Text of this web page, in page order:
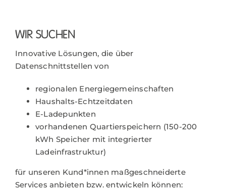
WIR SUCHEN
Innovative Lösungen, die über
Datenschnittstellen von
regionalen Energiegemeinschaften
Haushalts-Echtzeitdaten
E-Ladepunkten
vorhandenen Quartierspeichern (150-200
kWh Speicher mit integrierter
Ladeinfrastruktur)
für unseren Kund*innen maßgeschneiderte
Services anbieten bzw. entwickeln können: